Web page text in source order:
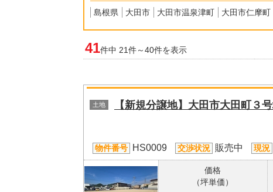
島根県 大田市 大田市温泉津町 大田市仁摩町
41件中 21件～40件を表示
土地 【新規分譲地】大田市大田町３
物件番号 HS0009 交渉状況 販売中 現況
価格
（坪単価）